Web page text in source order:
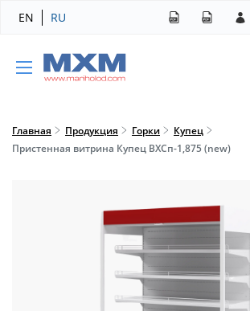
EN RU
Главная Продукция Горки
Купец
Пристенная витрина Купец ВХСп-1,875 (new)